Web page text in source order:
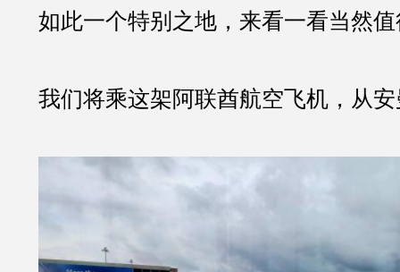
如此一个特别之地，来看一看当然
我们将乘这架阿联酋航空飞机，从